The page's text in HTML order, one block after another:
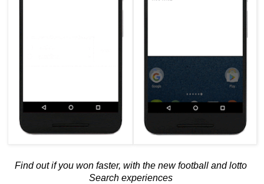
Find out if you won faster, with the new football and lotto
Search experiences